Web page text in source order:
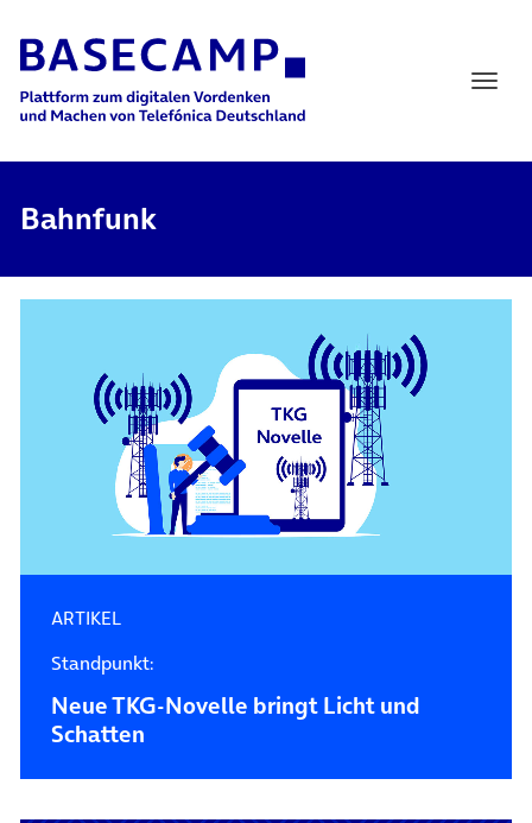
Main Navigation
Bahnfunk
ARTIKEL
Standpunkt:
Neue TKG-Novelle bringt Licht und
Schatten